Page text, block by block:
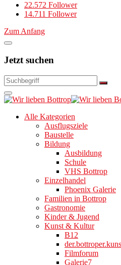
22.572 Follower
14.711 Follower
Zum Anfang
Jetzt suchen
Alle Kategorien
Ausflugsziele
Baustelle
Bildung
Ausbildung
Schule
VHS Bottrop
Einzelhandel
Phoenix Galerie
Familien in Bottrop
Gastronomie
Kinder & Jugend
Kunst & Kultur
B12
Filmforum
Galerie7